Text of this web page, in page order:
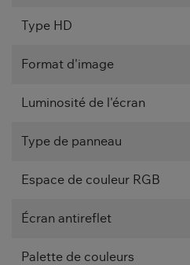
Type HD
Format d'image
Luminosité de l'écran
Type de panneau
Espace de couleur RGB
Écran antireflet
Palette de couleurs